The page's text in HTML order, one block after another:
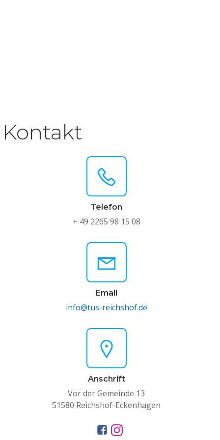
Kontakt
Telefon
+ 49 2265 98 15 08
Email
info@tus-reichshof.de
Anschrift
Vor der Gemeinde 13
51580 Reichshof-Eckenhagen